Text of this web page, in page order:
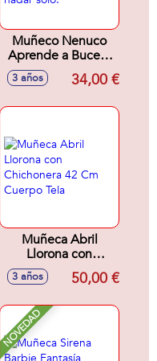
Muñeco Nenuco
Aprende a Bucear
35 cm. Mueve sus
piernas y es capaz
3 años 34,00 €
Muñeca Abril
Llorona con
Chichonera 42 Cm
Cuerpo Tela
3 años 50,00 €
NOVEDAD